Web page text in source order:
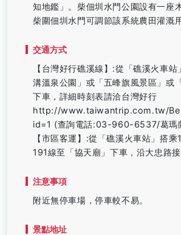
知地鑑」。柴佃圳水門公園設有一座
柴圍佃圳水門可調節該系統農田灌溉用
交通方式
【台灣好行礁溪線】:從「礁溪火車
溝溫泉公園」或「五峰旗風景區」或
下車，詳細時刻表請洽台灣好行
http://www.taiwantrip.com.tw/
id=1 (查詢電話:03-960-6537/葛瑪
【市區客運】:從「礁溪火車站」搭乘
191線至「協天廟」下車，沿大忠路
注意事項
附近無停車場，停車較不易。
景點地址